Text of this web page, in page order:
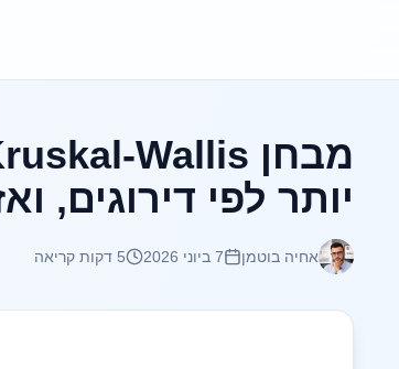
יותר לפי דירוגים,
אחיה בוטמן 7 ביוני 2026 5 דקות קריאה